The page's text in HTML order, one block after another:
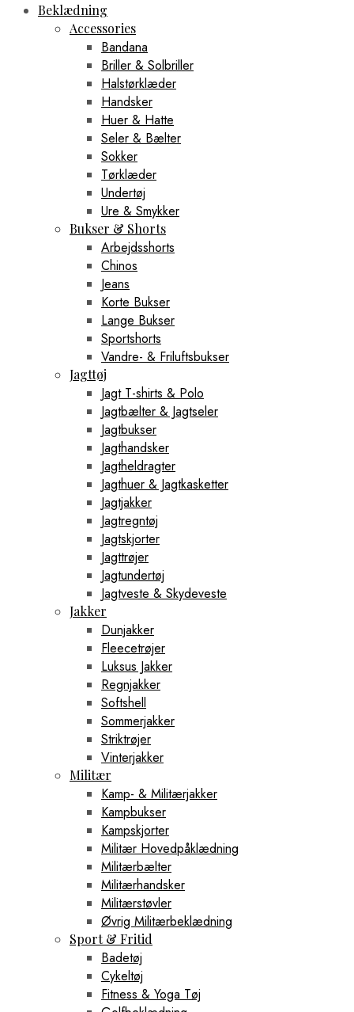
Beklædning
Accessories
Bandana
Briller & Solbriller
Halstørklæder
Handsker
Huer & Hatte
Seler & Bælter
Sokker
Tørklæder
Undertøj
Ure & Smykker
Bukser & Shorts
Arbejdsshorts
Chinos
Jeans
Korte Bukser
Lange Bukser
Sportshorts
Vandre- & Friluftsbukser
Jagttøj
Jagt T-shirts & Polo
Jagtbælter & Jagtseler
Jagtbukser
Jagthandsker
Jagtheldragter
Jagthuer & Jagtkasketter
Jagtjakker
Jagtregntøj
Jagtskjorter
Jagttrøjer
Jagtundertøj
Jagtveste & Skydeveste
Jakker
Dunjakker
Fleecetrøjer
Luksus Jakker
Regnjakker
Softshell
Sommerjakker
Striktrøjer
Vinterjakker
Militær
Kamp- & Militærjakker
Kampbukser
Kampskjorter
Militær Hovedpåklædning
Militærbælter
Militærhandsker
Militærstøvler
Øvrig Militærbeklædning
Sport & Fritid
Badetøj
Cykeltøj
Fitness & Yoga Tøj